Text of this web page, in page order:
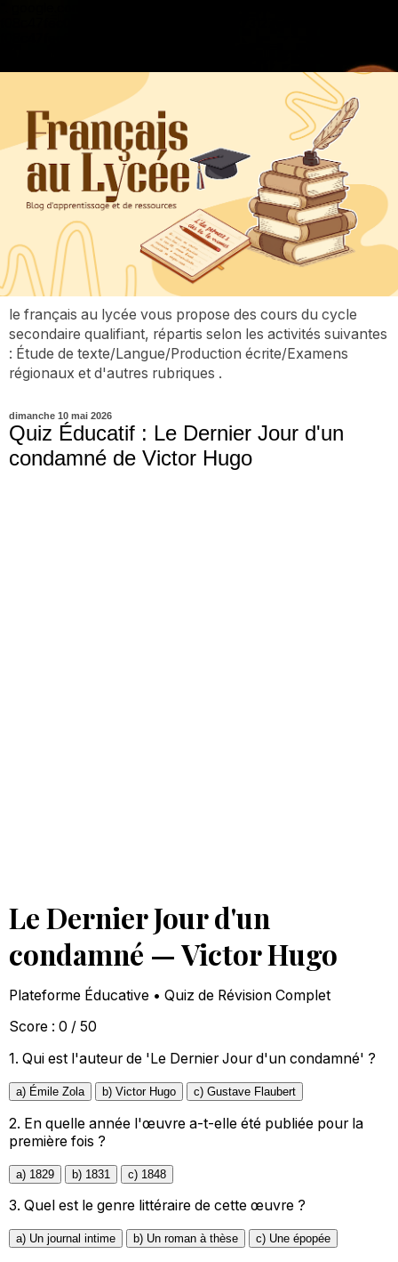
le français au lycée vous propose des cours du cycle
secondaire qualifiant, répartis selon les activités suivantes
: Étude de texte/Langue/Production écrite/Examens
régionaux et d'autres rubriques .
dimanche 10 mai 2026
Quiz Éducatif : Le Dernier Jour d'un
condamné de Victor Hugo
Le Dernier Jour d'un
condamné — Victor Hugo
Plateforme Éducative • Quiz de Révision Complet
Score : 0 / 50
1. Qui est l'auteur de 'Le Dernier Jour d'un condamné' ?
a) Émile Zola b) Victor Hugo c) Gustave Flaubert
2. En quelle année l'œuvre a-t-elle été publiée pour la
première fois ?
a) 1829 b) 1831 c) 1848
3. Quel est le genre littéraire de cette œuvre ?
a) Un journal intime b) Un roman à thèse c) Une épopée